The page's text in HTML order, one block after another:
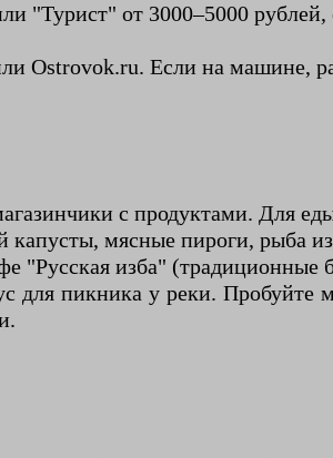
"Турист" от 3000–5000 рублей,
Ostrovok.ru. Если на машине,
с продуктами. Для
мясные пироги, рыба
"Русская изба"
для пикника у реки.